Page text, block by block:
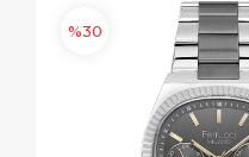
%30